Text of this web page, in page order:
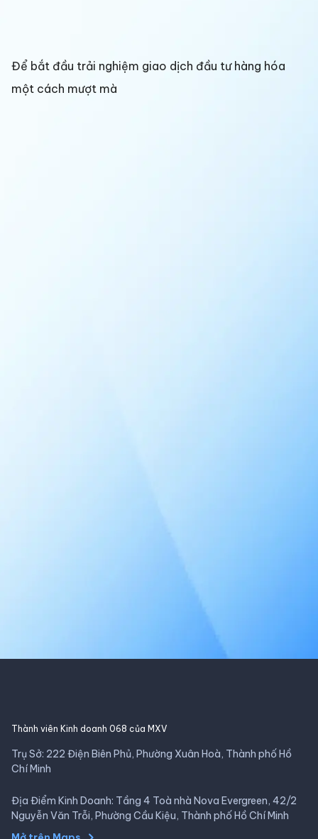
Để bắt đầu trải nghiệm giao dịch đầu tư hàng hóa
một cách mượt mà
Thành viên Kinh doanh 068 của MXV
Trụ Sở: 222 Điện Biên Phủ, Phường Xuân Hoà, Thành phố Hồ
Chí Minh
Địa Điểm Kinh Doanh: Tầng 4 Toà nhà Nova Evergreen, 42/2
Nguyễn Văn Trỗi, Phường Cầu Kiệu, Thành phố Hồ Chí Minh